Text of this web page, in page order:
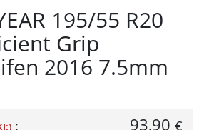
195/55 R20
Grip
2016 7.5mm
: 93,90 €